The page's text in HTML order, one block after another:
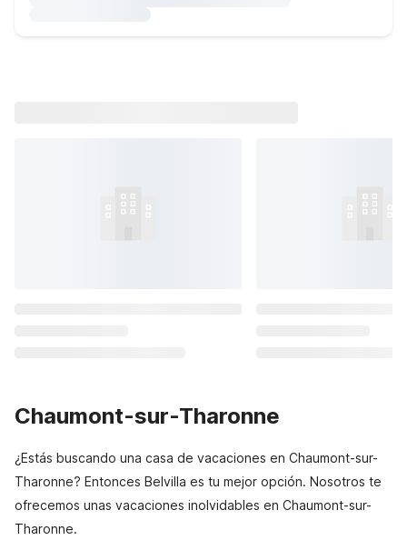
Chaumont-sur-Tharonne
¿Estás buscando una casa de vacaciones en Chaumont-sur-
Tharonne? Entonces Belvilla es tu mejor opción. Nosotros te
ofrecemos unas vacaciones inolvidables en Chaumont-sur-
Tharonne.